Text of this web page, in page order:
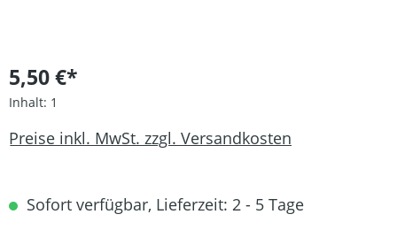
5,50 €*
Inhalt: 1
Preise inkl. MwSt. zzgl. Versandkosten
Sofort verfügbar, Lieferzeit: 2 - 5 Tage